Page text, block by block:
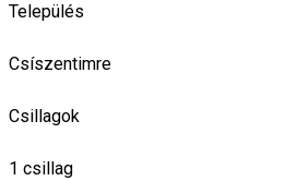
Település
Csíszentimre
Csillagok
1 csillag